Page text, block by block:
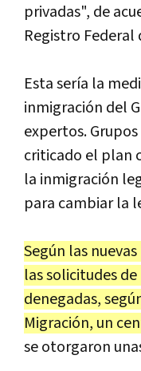
privadas", de
Registro Federal
Esta sería la
inmigración del
expertos.
criticado el plan
la inmigración
para cambiar la
Según las
las solicitudes
denegadas,
Migración, un
se otorgaron